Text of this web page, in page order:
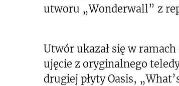
utworu „Wonderwall” z
Utwór ukazał się w
ujęcie z oryginalnego
drugiej płyty Oasis,